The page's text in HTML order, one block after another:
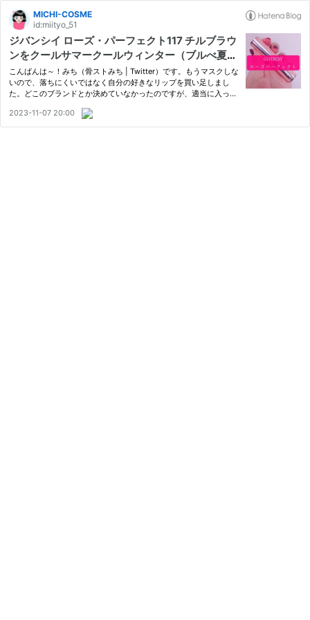
MICHI-COSME
id:miityo_51
ジバンシイ ローズ・パーフェクト117 チルブラウ
ンをクールサマークールウィンター（ブルべ夏
冬）が使ってみた
こんばんは～！みち（骨ストみち | Twitter）です。もうマスクしな
いので、落ちにくいではなく自分の好きなリップを買い足しまし
た。どこのブランドとか決めていなかったのですが、適当に入った
ラウン 使い方も簡単！リップ下地にもなる ローズ・パーフェク…
2023-11-07 20:00